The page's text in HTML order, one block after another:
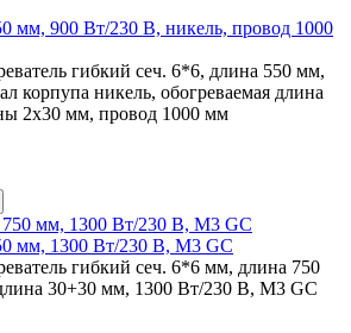
мм, 900 Вт/230 В, никель, провод 1000
гибкий сеч. 6*6, длина 550 мм,
корпупа никель, обогреваемая длина
2х30 мм, провод 1000 мм
мм, 1300 Вт/230 В, M3 GC
гибкий сеч. 6*6 мм, длина 750
30+30 мм, 1300 Вт/230 В, M3 GC